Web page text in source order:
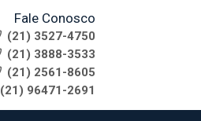
Fale Conosco
(21) 3527-4750
(21) 3888-3533
(21) 2561-8605
(21) 96471-2691